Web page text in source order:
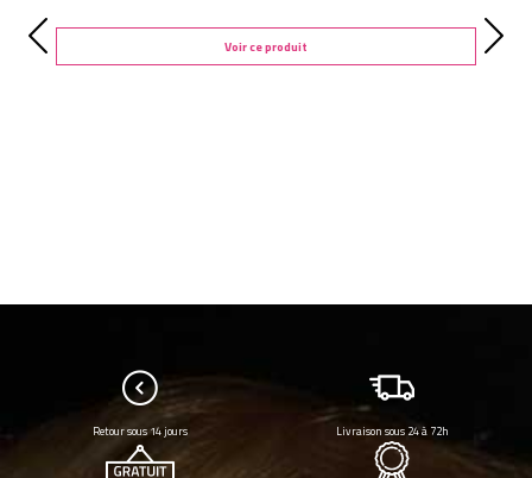
Voir ce produit
Retour sous 14 jours Livraison sous 24 à 72h